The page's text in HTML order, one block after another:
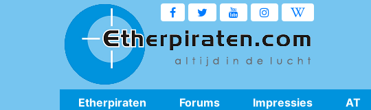
Etherpiraten Forums Impressies AT